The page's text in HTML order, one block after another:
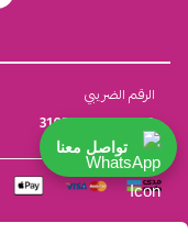
الرقم الضريبي
310555259800003
تواصل معنا